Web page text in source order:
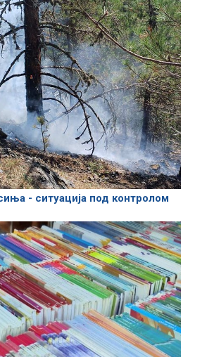
- ситуација под контролом